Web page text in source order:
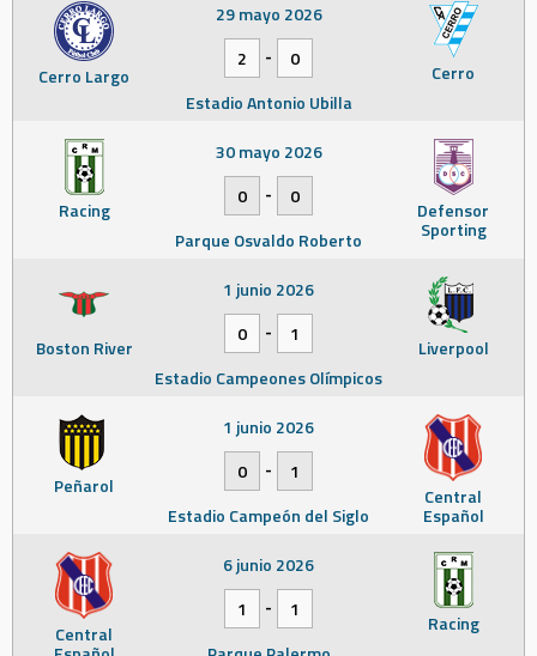
Cerro Largo Cerro
29 mayo 2026
2
-
0
Estadio Antonio Ubilla
Racing Defensor
Sporting
30 mayo 2026
0
-
0
Parque Osvaldo Roberto
Boston River Liverpool
1 junio 2026
0
-
1
Estadio Campeones Olímpicos
Peñarol Central
Español
1 junio 2026
0
-
1
Estadio Campeón del Siglo
Central Racing
6 junio 2026
1
-
1